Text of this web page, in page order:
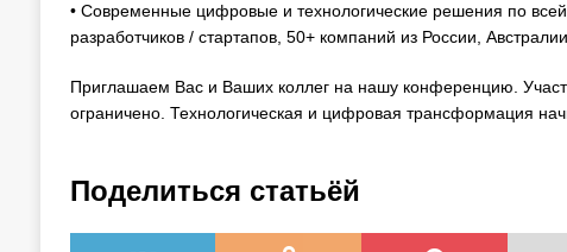
• Современные цифровые и технологические решения по
разработчиков / стартапов, 50+ компаний из России,
Приглашаем Вас и Ваших коллег на нашу конференцию.
ограничено. Технологическая и цифровая трансформация
Поделиться статьёй